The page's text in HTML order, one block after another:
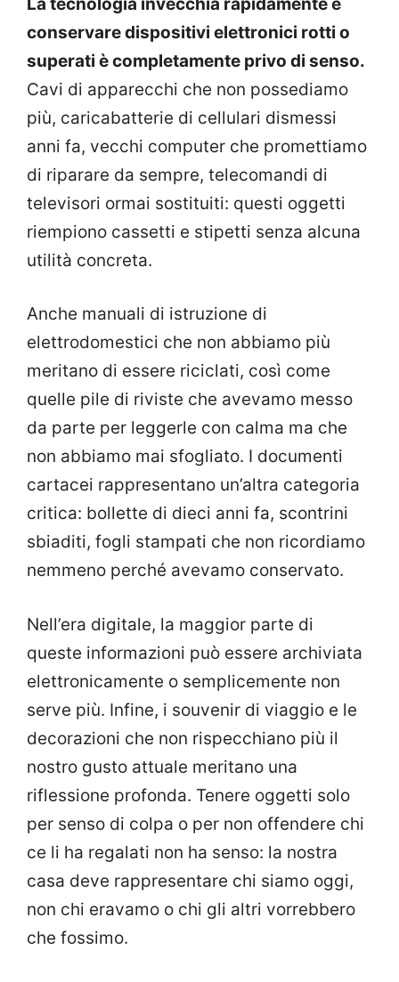
conservare dispositivi elettronici rotti o
superati è completamente privo di senso.
Cavi di apparecchi che non possediamo
più, caricabatterie di cellulari dismessi
anni fa, vecchi computer che promettiamo
di riparare da sempre, telecomandi di
televisori ormai sostituiti: questi oggetti
riempiono cassetti e stipetti senza alcuna
utilità concreta.
Anche manuali di istruzione di
elettrodomestici che non abbiamo più
meritano di essere riciclati, così come
quelle pile di riviste che avevamo messo
da parte per leggerle con calma ma che
non abbiamo mai sfogliato. I documenti
cartacei rappresentano un’altra categoria
critica: bollette di dieci anni fa, scontrini
sbiaditi, fogli stampati che non ricordiamo
nemmeno perché avevamo conservato.
Nell’era digitale, la maggior parte di
queste informazioni può essere archiviata
elettronicamente o semplicemente non
serve più. Infine, i souvenir di viaggio e le
decorazioni che non rispecchiano più il
nostro gusto attuale meritano una
riflessione profonda. Tenere oggetti solo
per senso di colpa o per non offendere chi
ce li ha regalati non ha senso: la nostra
casa deve rappresentare chi siamo oggi,
non chi eravamo o chi gli altri vorrebbero
che fossimo.